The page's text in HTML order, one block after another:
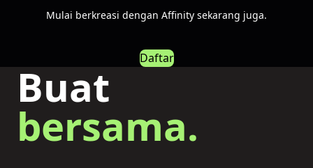
Mulai berkreasi dengan Affinity sekarang juga.
Daftar
Buat
bersama.